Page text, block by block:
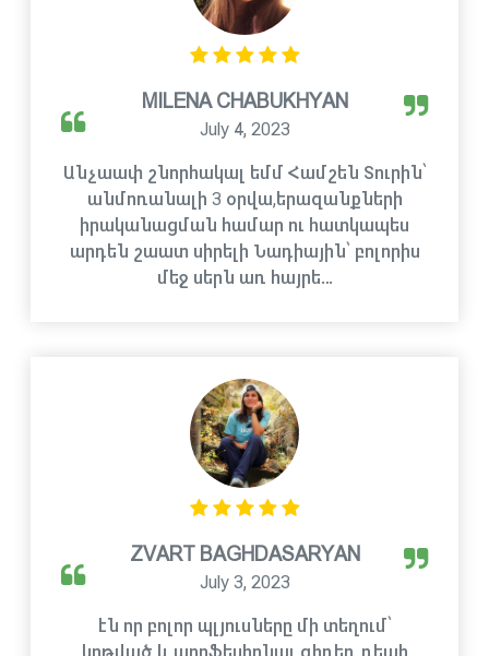
MILENA CHABUKHYAN
July 4, 2023
Անչաափ շնորհակալ եմմ Համշեն Տուրին՝
անմոռանալի 3 օրվա,երազանքների
իրականացման համար ու հատկապես
արդեն շաատ սիրելի Նադիային՝ բոլորիս
մեջ սերն առ հայրե…
ZVART BAGHDASARYAN
July 3, 2023
էն որ բոլոր պլյուսները մի տեղում՝
կրթված և պրոֆեսիոնալ գիդեր, դեպի